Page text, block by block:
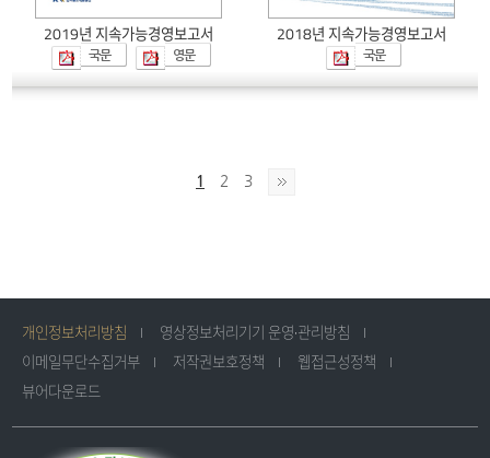
2019년 지속가능경영보고서
국문 영문
2018년 지속가능경영보고서
국문
1 2 3
개인정보처리방침
영상정보처리기기 운영·관리방침
이메일무단수집거부
저작권보호정책
웹접근성정책
뷰어다운로드